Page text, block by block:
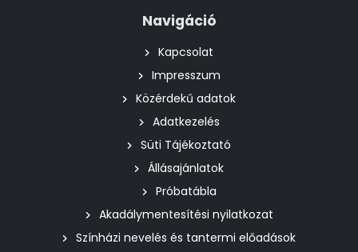
Navigáció
Kapcsolat
Impresszum
Közérdekű adatok
Adatkezelés
Süti Tájékoztató
Állásajánlatok
Próbatábla
Akadálymentesítési nyilatkozat
Színházi nevelés és tantermi előadások